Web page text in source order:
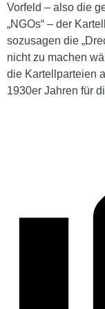
Vorfeld – also die
„NGOs“ – der
sozusagen die
nicht zu machen
die Kartellparteien
1930er Jahren für